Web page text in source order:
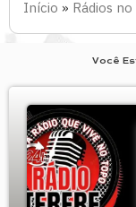
Início » Rádios
Você